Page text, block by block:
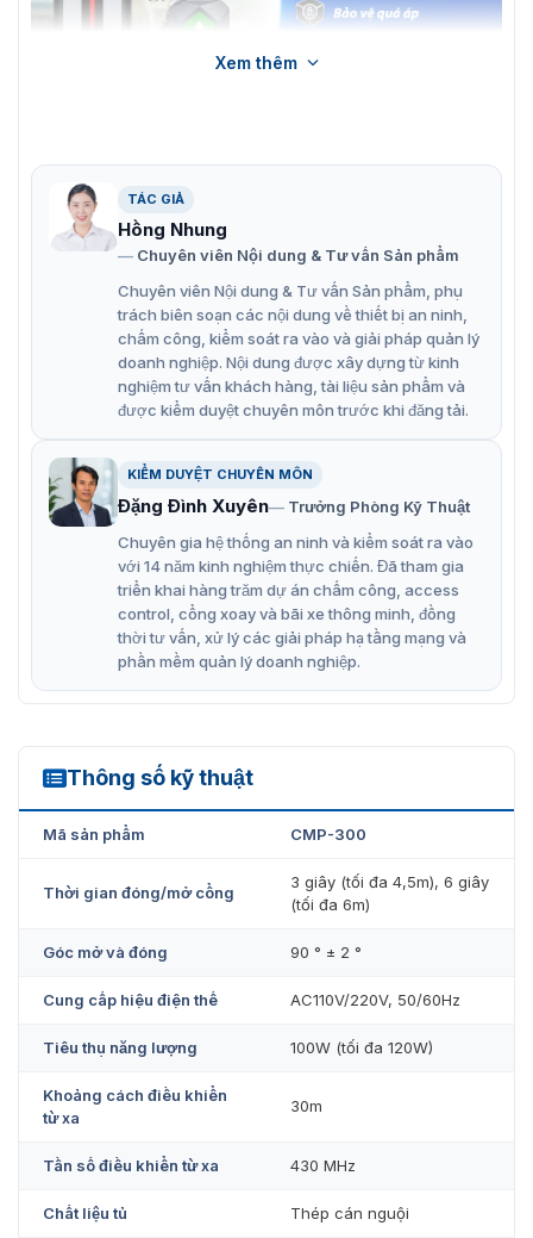
Giới thiệu về barrier tự động ZKTeco CMP300
Đặc điểm chính của barrier tự động
ZKTeco CMP-300
ZKTeco CMP-300 là một barrier tự động đáng tin cậy với
thiết kế hiện đại, trang bị nhiều tính năng thông minh và
hiệu suất ổn định, phù hợp cho nhiều ứng dụng kiểm
soát giao thông khác nhau.
Hỗ trợ đèn LED hỗ trợ trạng thái đóng mở.
Thiết kế chống va đập và đóng tự động bằng đầu dò
hồng ngoại, đầu dò vòng lặp, đầu dò radar.
Hướng cánh tay có thể được trao đổi giữa trái và
Góc mở và đóng 90° ±2°.
Hỗ trợ bảo vệ quá áp.
Tiêu thụ năng lượng tối đa chỉ 120W.
Động cơ có MCBF lên đến 1 triệu lần.
Xem thêm
TÁC GIẢ
Hồng Nhung
Chuyên viên Nội dung & Tư vấn Sản phẩm
Chuyên viên Nội dung & Tư vấn Sản phẩm, phụ
trách biên soạn các nội dung về thiết bị an ninh,
chấm công, kiểm soát ra vào và giải pháp quản lý
doanh nghiệp. Nội dung được xây dựng từ kinh
nghiệm tư vấn khách hàng, tài liệu sản phẩm và
được kiểm duyệt chuyên môn trước khi đăng tải.
KIỂM DUYỆT CHUYÊN MÔN
Đặng Đình Xuyên
Trưởng Phòng Kỹ Thuật
Chuyên gia hệ thống an ninh và kiểm soát ra vào
với 14 năm kinh nghiệm thực chiến. Đã tham gia
triển khai hàng trăm dự án chấm công, access
control, cổng xoay và bãi xe thông minh, đồng
thời tư vấn, xử lý các giải pháp hạ tầng mạng và
phần mềm quản lý doanh nghiệp.
Thông số kỹ thuật
CMP300
Mã sản phẩm CMP-300
Thời gian đóng/mở cổng
3 giây (tối đa 4,5m), 6 giây
(tối đa 6m)
Góc mở và đóng 90 ° ± 2 °
Cung cấp hiệu điện thế AC110V/220V, 50/60Hz
Tiêu thụ năng lượng 100W (tối đa 120W)
Khoảng cách điều khiển
từ xa
30m
Tần số điều khiển từ xa 430 MHz
Chất liệu tủ Thép cán nguội